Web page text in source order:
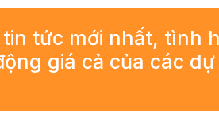
tin tức mới nhất, tình
giá cả của các